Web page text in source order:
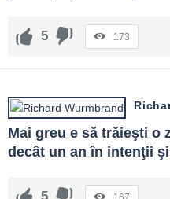
5 173
Mai greu e să trăieşti o
decât un an în intenţii